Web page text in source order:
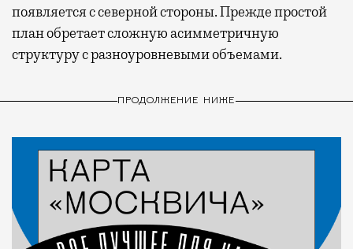
появляется с северной стороны. Прежде простой
план обретает сложную асимметричную
структуру с разноуровневыми объемами.
ПРОДОЛЖЕНИЕ НИЖЕ